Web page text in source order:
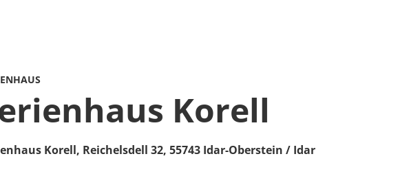
Korell
Korell, Reichelsdell 32, 55743 Idar-Oberstein / Idar